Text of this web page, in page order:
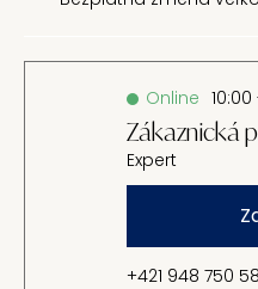
Online 10:00
Zákaznická
Expert
+421 948 750